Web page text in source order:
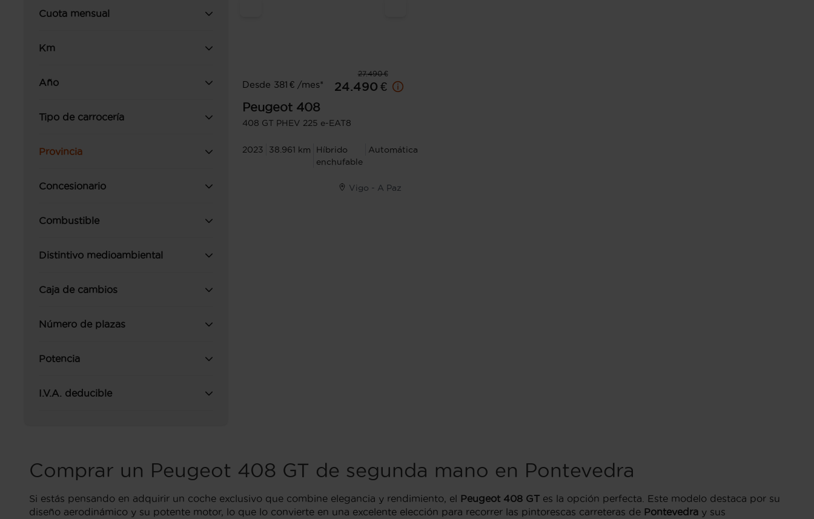
Cuota mensual
Km
Año
Tipo de carrocería
Provincia
Concesionario
Combustible
Distintivo medioambiental
Caja de cambios
Número de plazas
Potencia
I.V.A. deducible
27.490 €
Desde 381 € /mes*
24.490 €
Peugeot 408
408 GT PHEV 225 e-EAT8
2023 38.961 km
Híbrido
enchufable
Automática
Vigo - A Paz
Comprar un Peugeot 408 GT de segunda mano en Pontevedra
Si estás pensando en adquirir un coche exclusivo que combine elegancia y rendimiento, el Peugeot 408 GT es la opción perfecta. Este modelo destaca por su
diseño aerodinámico y su potente motor, lo que lo convierte en una excelente elección para recorrer las pintorescas carreteras de Pontevedra y sus